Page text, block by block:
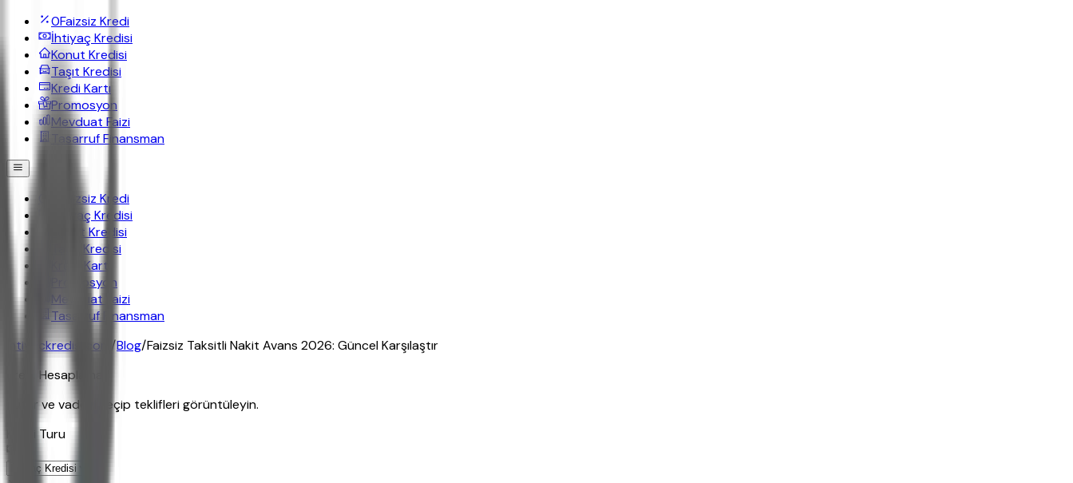
0Faizsiz Kredi
İhtiyaç Kredisi
Konut Kredisi
Taşıt Kredisi
Kredi Kartı
Promosyon
Mevduat Faizi
Tasarruf Finansman
Faizsiz Kredi
İhtiyaç Kredisi
Konut Kredisi
Taşıt Kredisi
Kredi Kartı
Promosyon
Mevduat Faizi
Tasarruf Finansman
ihtiyackredisi.com /Blog/Faizsiz Taksitli Nakit Avans 2026: Güncel Karşılaştır
Kredi Hesaplama
Tutar ve vadeyi seçip teklifleri görüntüleyin.
Kredi Turu